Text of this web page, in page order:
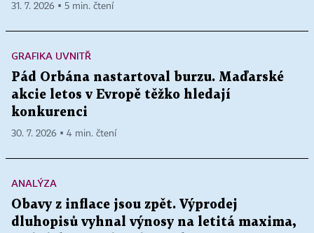
31. 7. 2026 ▪ 5 min. čtení
GRAFIKA UVNITŘ
Pád Orbána nastartoval burzu. Maďarské
akcie letos v Evropě těžko hledají
konkurenci
30. 7. 2026 ▪ 4 min. čtení
ANALÝZA
Obavy z inflace jsou zpět. Výprodej
dluhopisů vyhnal výnosy na letitá maxima,